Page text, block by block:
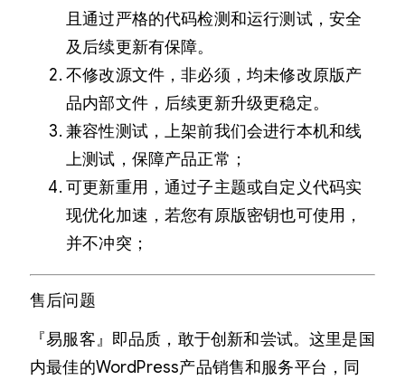
且通过严格的代码检测和运行测试，安全
及后续更新有保障。
不修改源文件，非必须，均未修改原版产
品内部文件，后续更新升级更稳定。
兼容性测试，上架前我们会进行本机和线
上测试，保障产品正常；
可更新重用，通过子主题或自定义代码实
现优化加速，若您有原版密钥也可使用，
并不冲突；
售后问题
『易服客』即品质，敢于创新和尝试。这里是国
内最佳的WordPress产品销售和服务平台，同